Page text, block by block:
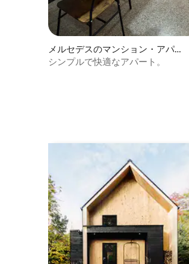
メルセデスのマンション・アパー
ト
シンプルで快適なアパート。